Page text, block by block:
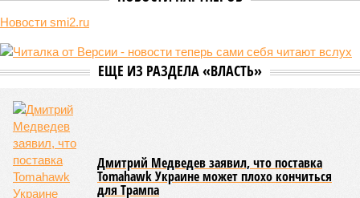
ждут нас со дня на день и чем грозят?
РассказСтивена Кинга, в котором описывались
последствия очередного апокалипсиса, искусственно
этой мерзости». В реальной жизни участия пытливых
исследователей в организации конца света может не
понадобиться: природа сама разберётся, как и где
уменьшить масштабы человеческой популяции.